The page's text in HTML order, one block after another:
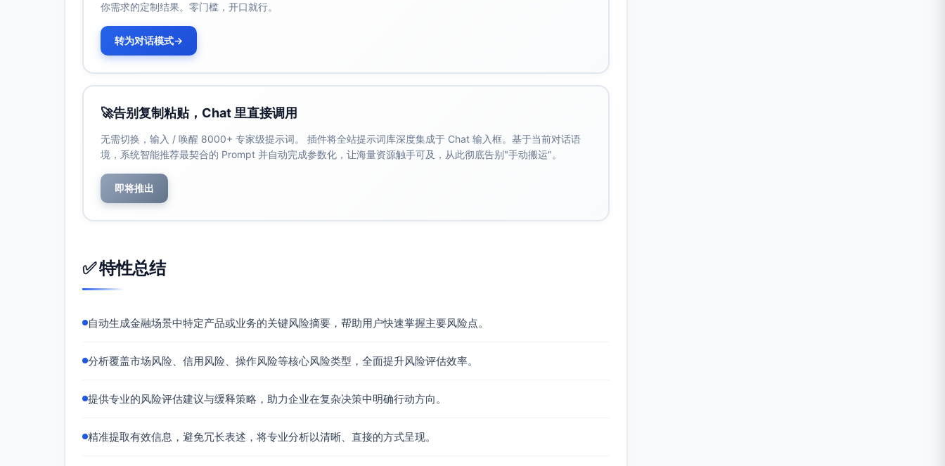
你需求的定制结果。零门槛，开口就行。
转为对话模式→
🚀告别复制粘贴，Chat 里直接调用
无需切换，输入 / 唤醒 8000+ 专家级提示词。 插件将全站提示词库深度集成于 Chat 输入框。基于当前对话语
境，系统智能推荐最契合的 Prompt 并自动完成参数化，让海量资源触手可及，从此彻底告别"手动搬运"。
即将推出
✅ 特性总结
自动生成金融场景中特定产品或业务的关键风险摘要，帮助用户快速掌握主要风险点。
分析覆盖市场风险、信用风险、操作风险等核心风险类型，全面提升风险评估效率。
提供专业的风险评估建议与缓释策略，助力企业在复杂决策中明确行动方向。
精准提取有效信息，避免冗长表述，将专业分析以清晰、直接的方式呈现。